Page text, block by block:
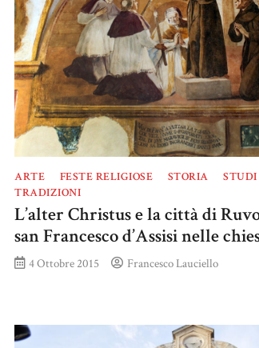
ARTE FESTE RELIGIOSE STORIA
STUDI
TRADIZIONI
L’alter Christus e la città di
san Francesco d’Assisi nelle
4 Ottobre 2015 Francesco Lauciello